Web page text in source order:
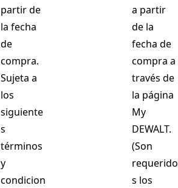
partir de
la fecha
de
compra.
Sujeta a
los
siguiente
s
términos
y
condicion
a partir
de la
fecha de
compra a
través de
la página
My
DEWALT.
(Son
requerido
s los